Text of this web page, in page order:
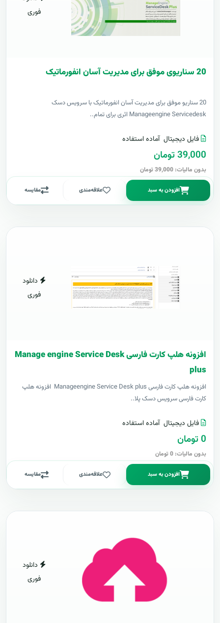
فوری
20 سناریوی موفق برای مدیریت آسان انفورماتیک
20 سناریو موفق برای مدیریت آسان انفورماتیک با سرویس دسک
Manageengine Servicedesk اثری برای تمام..
فایل دیجیتال آماده استفاده
39,000 تومان
بدون مالیات: 39,000 تومان
افزودن به سبد علاقه‌مندی مقایسه
دانلود
فوری
افزونه هلپ کارت فارسی Manage engine Service Desk
plus
افزونه هلپ کارت فارسی Manageengine Service Desk plus افزونه هلپ
کارت فارسی سرویس دسک پلا..
فایل دیجیتال آماده استفاده
0 تومان
بدون مالیات: 0 تومان
افزودن به سبد علاقه‌مندی مقایسه
دانلود
فوری